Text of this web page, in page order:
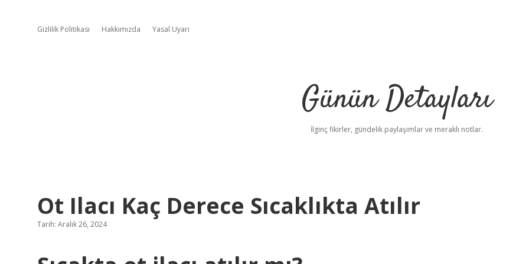
Gizlilik Politikası Hakkımızda Yasal Uyarı
Günün Detayları
İlginç fikirler, gündelik paylaşımlar ve meraklı notlar.
Ot Ilacı Kaç Derece Sıcaklıkta Atılır
Tarih: Aralık 26, 2024